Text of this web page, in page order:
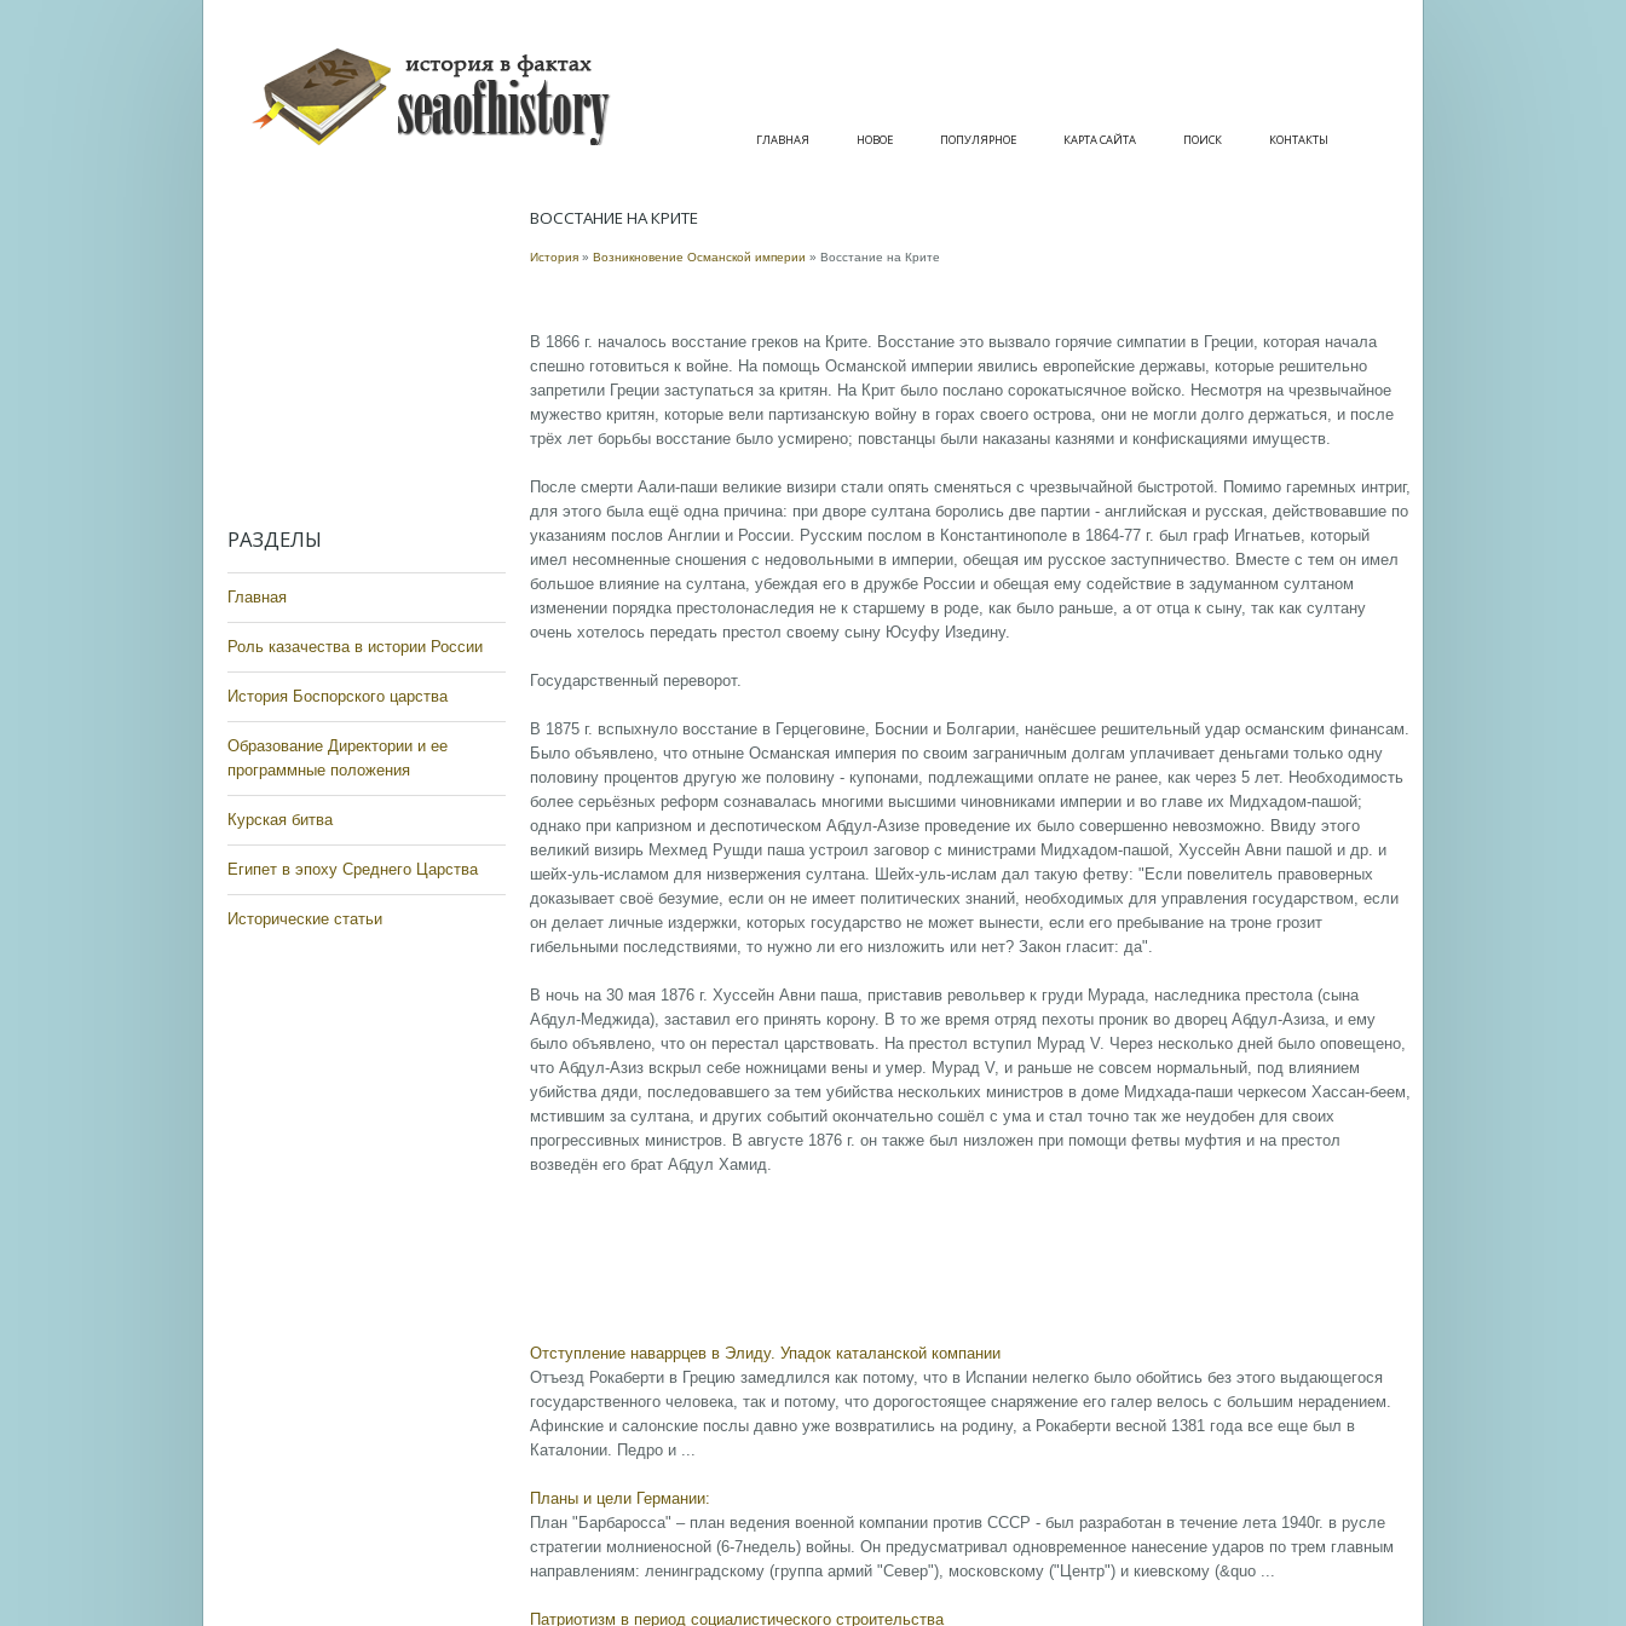
ГЛАВНАЯ НОВОЕ ПОПУЛЯРНОЕ КАРТА САЙТА ПОИСК КОНТАКТЫ
РАЗДЕЛЫ
Главная
Роль казачества в истории России
История Боспорского царства
Образование Директории и ее
программные положения
Курская битва
Египет в эпоху Среднего Царства
Исторические статьи
ВОССТАНИЕ НА КРИТЕ
История » Возникновение Османской империи » Восстание на Крите
В 1866 г. началось восстание греков на Крите. Восстание это вызвало горячие симпатии в Греции, которая начала
спешно готовиться к войне. На помощь Османской империи явились европейские державы, которые решительно
запретили Греции заступаться за критян. На Крит было послано сорокатысячное войско. Несмотря на чрезвычайное
мужество критян, которые вели партизанскую войну в горах своего острова, они не могли долго держаться, и после
трёх лет борьбы восстание было усмирено; повстанцы были наказаны казнями и конфискациями имуществ.
После смерти Аали-паши великие визири стали опять сменяться с чрезвычайной быстротой. Помимо гаремных интриг,
для этого была ещё одна причина: при дворе султана боролись две партии - английская и русская, действовавшие по
указаниям послов Англии и России. Русским послом в Константинополе в 1864-77 г. был граф Игнатьев, который
имел несомненные сношения с недовольными в империи, обещая им русское заступничество. Вместе с тем он имел
большое влияние на султана, убеждая его в дружбе России и обещая ему содействие в задуманном султаном
изменении порядка престолонаследия не к старшему в роде, как было раньше, а от отца к сыну, так как султану
очень хотелось передать престол своему сыну Юсуфу Изедину.
Государственный переворот.
В 1875 г. вспыхнуло восстание в Герцеговине, Боснии и Болгарии, нанёсшее решительный удар османским финансам.
Было объявлено, что отныне Османская империя по своим заграничным долгам уплачивает деньгами только одну
половину процентов другую же половину - купонами, подлежащими оплате не ранее, как через 5 лет. Необходимость
более серьёзных реформ сознавалась многими высшими чиновниками империи и во главе их Мидхадом-пашой;
однако при капризном и деспотическом Абдул-Азизе проведение их было совершенно невозможно. Ввиду этого
великий визирь Мехмед Рушди паша устроил заговор с министрами Мидхадом-пашой, Хуссейн Авни пашой и др. и
шейх-уль-исламом для низвержения султана. Шейх-уль-ислам дал такую фетву: "Если повелитель правоверных
доказывает своё безумие, если он не имеет политических знаний, необходимых для управления государством, если
он делает личные издержки, которых государство не может вынести, если его пребывание на троне грозит
гибельными последствиями, то нужно ли его низложить или нет? Закон гласит: да".
В ночь на 30 мая 1876 г. Хуссейн Авни паша, приставив револьвер к груди Мурада, наследника престола (сына
Абдул-Меджида), заставил его принять корону. В то же время отряд пехоты проник во дворец Абдул-Азиза, и ему
было объявлено, что он перестал царствовать. На престол вступил Мурад V. Через несколько дней было оповещено,
что Абдул-Азиз вскрыл себе ножницами вены и умер. Мурад V, и раньше не совсем нормальный, под влиянием
убийства дяди, последовавшего за тем убийства нескольких министров в доме Мидхада-паши черкесом Хассан-беем,
мстившим за султана, и других событий окончательно сошёл с ума и стал точно так же неудобен для своих
прогрессивных министров. В августе 1876 г. он также был низложен при помощи фетвы муфтия и на престол
возведён его брат Абдул Хамид.
Отступление наваррцев в Элиду. Упадок каталанской компании
Отъезд Рокаберти в Грецию замедлился как потому, что в Испании нелегко было обойтись без этого выдающегося
государственного человека, так и потому, что дорогостоящее снаряжение его галер велось с большим нерадением.
Афинские и салонские послы давно уже возвратились на родину, а Рокаберти весной 1381 года все еще был в
Каталонии. Педро и ...
Планы и цели Германии:
План "Барбаросса" – план ведения военной компании против СССР - был разработан в течение лета 1940г. в русле
стратегии молниеносной (6-7недель) войны. Он предусматривал одновременное нанесение ударов по трем главным
направлениям: ленинградскому (группа армий "Север"), московскому ("Центр") и киевскому (&quo ...
Патриотизм в период социалистического строительства